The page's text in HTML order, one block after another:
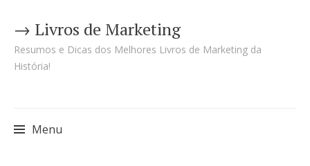
→ Livros de Marketing
Resumos e Dicas dos Melhores Livros de Marketing da
História!
Menu